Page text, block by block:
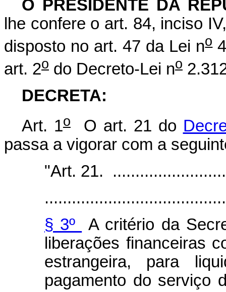
O PRESIDENTE DA
lhe confere o art. 84, inciso
disposto no art. 47 da Lei no
art. 2o do Decreto-Lei no
DECRETA:
Art. 1oO art. 21 do
passa a vigorar com a
"Art. 21.
§ 3º
A critério da
liberações financeiras
estrangeira, para
pagamento do serviço